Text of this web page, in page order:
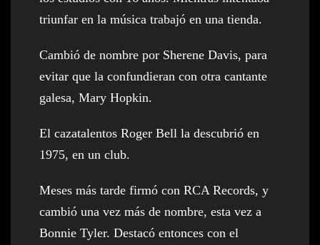
triunfar en la música trabajó en una tienda.
Cambió de nombre por Sherene Davis, para
evitar que la confundieran con otra cantante
galesa, Mary Hopkin.
El cazatalentos Roger Bell la descubrió en
1975, en un club.
Meses más tarde firmó con RCA Records, y
cambió una vez más de nombre, esta vez a
Bonnie Tyler. Destacó entonces con el